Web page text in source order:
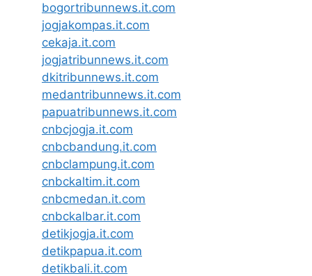
bogortribunnews.it.com
jogjakompas.it.com
cekaja.it.com
jogjatribunnews.it.com
dkitribunnews.it.com
medantribunnews.it.com
papuatribunnews.it.com
cnbcjogja.it.com
cnbcbandung.it.com
cnbclampung.it.com
cnbckaltim.it.com
cnbcmedan.it.com
cnbckalbar.it.com
detikjogja.it.com
detikpapua.it.com
detikbali.it.com